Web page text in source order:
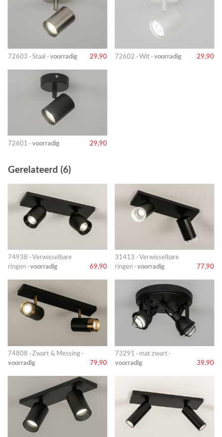
72603 · Staal · voorradig 29,90 72602 · Wit · voorradig 29,90
72601 · voorradig 29,90
Gerelateerd (6)
74938 · Verwisselbare
ringen · voorradig 69,90
31413 · Verwisselbare
ringen · voorradig 77,90
74808 · Zwart & Messing ·
voorradig
79,90
73291 · mat zwart ·
voorradig
39,90